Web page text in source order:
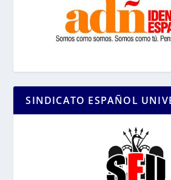
SINDICATO ESPAÑOL